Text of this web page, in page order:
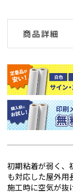
商品詳細
初期粘着が弱く、
も対応した屋外用
施工時に空気が抜